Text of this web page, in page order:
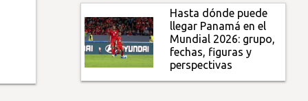
Hasta dónde puede
llegar Panamá en el
Mundial 2026: grupo,
fechas, figuras y
perspectivas